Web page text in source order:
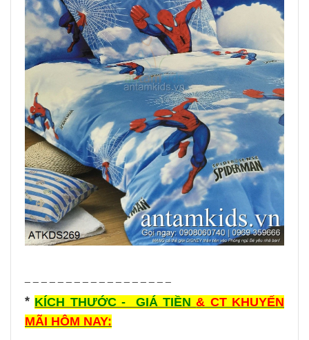
* KÍCH THƯỚC - GIÁ TIỀN & CT KHUYẾN
MÃI HÔM NAY: